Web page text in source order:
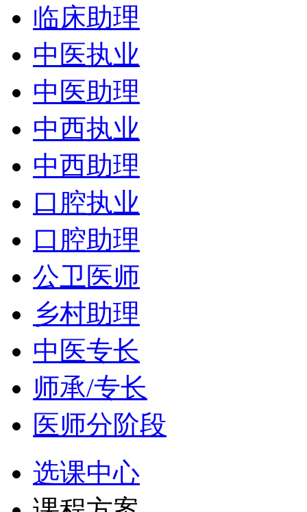
临床助理
中医执业
中医助理
中西执业
中西助理
口腔执业
口腔助理
公卫医师
乡村助理
中医专长
师承/专长
医师分阶段
选课中心